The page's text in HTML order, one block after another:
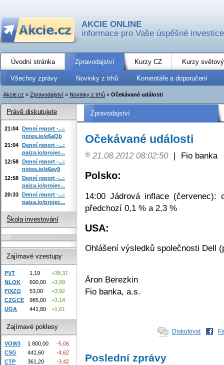
AKCIE ONLINE
informace pro Vaše úspěšné investice
Úvodní stránka Zpravodajství Kurzy CZ Kurzy
Všechny zprávy Novinky z trhů Komentáře a doporučení
Akcie.cz » Zpravodajství » Novinky z trhů » Očekávané události
Zpravodajství
Očekávané události
21.08.2012 08:02:50 | Fio banka
Polsko:
14:00 Jádrová inflace
předchozí 0,1 % a 2,3 %
USA:
Ohlášení výsledků společnosti Dell
Áron Berezkin
Fio banka, a.s.
Diskutovat
Poslední zprávy
Právě diskutujete
21:04 Denní report -...:
notes.io/e6aQb
21:04 Denní report -...:
paiza.io/projec...
12:58 Denní report -...:
notes.io/e6ay9
12:58 Denní report -...:
paiza.io/projec...
20:33 Denní report -...:
paiza.io/projec...
Škola investování
Zajímavé vzestupy
PVT 1,19
+38,37
NLOK
600,00
+3,99
FIXZO
53,00
+3,92
CZGCE
985,00
+3,14
UQA
441,80 +1,61
Zajímavé poklesy
VOW3 1 800,00
-5,06
CSG
441,60
-4,62
CTP
361,20
-3,42